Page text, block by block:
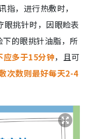
，进行热敷时，
眼挑针时，因眼睑表
的眼挑针油脂，所
应多于15分钟，且可
次数则最好每天2-4